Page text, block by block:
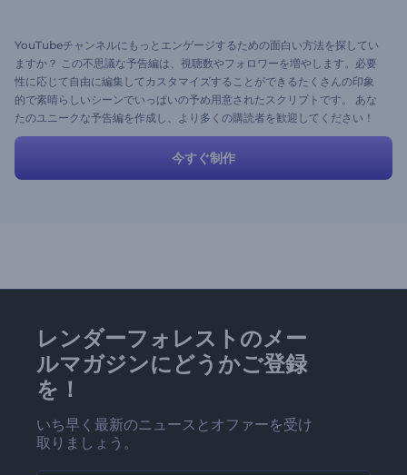
YouTubeチャンネルにもっとエンゲージするための面白い方法を探してい
ますか？ この不思議な予告編は、視聴数やフォロワーを増やします。必要
性に応じて自由に編集してカスタマイズすることができるたくさんの印象
的で素晴らしいシーンでいっぱいの予め用意されたスクリプトです。 あな
たのユニークな予告編を作成し、より多くの購読者を歓迎してください！
今すぐ使ってみてください！
今すぐ制作
レンダーフォレストのメー
ルマガジンにどうかご登録
を！
いち早く最新のニュースとオファーを受け
取りましょう。